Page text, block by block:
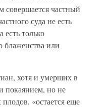
совершается частный
суда не есть
есть только
или
хотя и умерших в
покаянием, но не
«остается еще